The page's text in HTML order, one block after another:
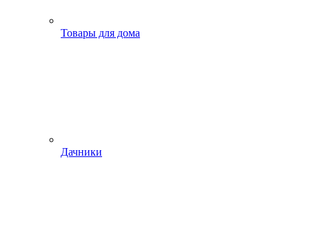
Товары для дома
Дачники